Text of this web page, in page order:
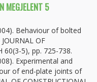
MEGJELENT 5
Behaviour of bolted
OF
60(3-5), pp. 725-738.
Experimental and
of end-plate joints of